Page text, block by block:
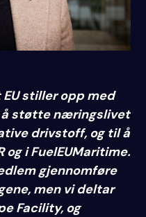
stiller opp med
å støtte næringslivet
drivstoff, og til å
og i FuelEUMaritime.
gjennomføre
men vi deltar
Facility, og